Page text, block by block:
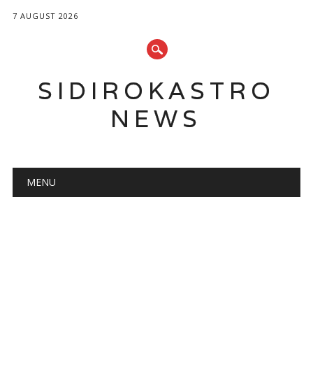
7 AUGUST 2026
SIDIROKASTRO
NEWS
Main menu
MENU